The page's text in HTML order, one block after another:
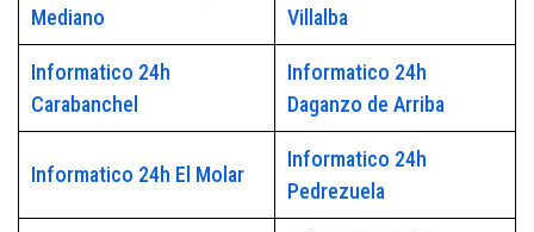
Mediano
Villalba
Informatico 24h
Carabanchel
Informatico 24h
Daganzo de Arriba
Informatico 24h El Molar
Informatico 24h
Pedrezuela